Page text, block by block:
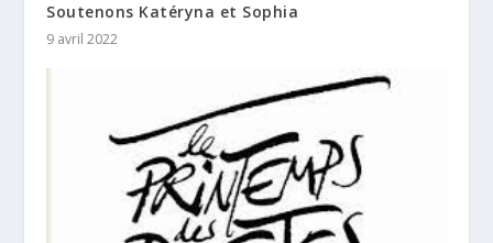
Soutenons Katéryna et Sophia
9 avril 2022